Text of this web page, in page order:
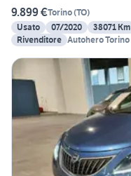
9.899 €Torino(TO)
Usato
07/2020 38071 Km
Rivenditore Autohero Torino